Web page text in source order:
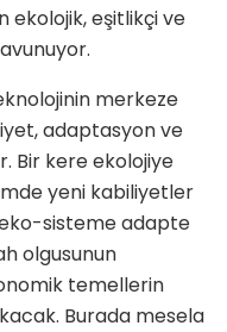
ekolojik, eşitlikçi ve
merkeze
adaptasyon ve
Bir kere ekolojiye
yeni kabiliyetler
eko-sisteme adapte
olgusunun
temellerin
Burada mesela